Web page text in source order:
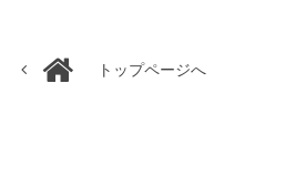
トップページへ